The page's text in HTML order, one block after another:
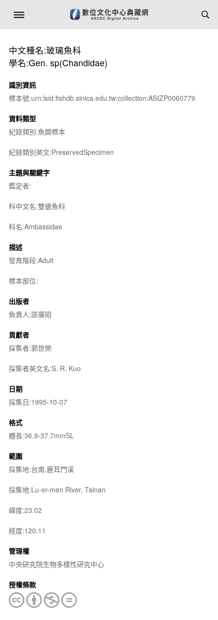
中文種名:玻璃魚科
學名:Gen. sp(Chandidae)
識別資訊
標本號:urn:lsid:fishdb.sinica.edu.tw:collection:ASIZP0060779
資料類型
紀錄類別:魚類標本
紀錄類別英文:PreservedSpecimen
主題與關鍵字
鑑定者:
科中文名:雙邊魚科
科名:Ambassidae
描述
發育階段:Adult
標本部位:
出版者
負責人:邵廣昭
貢獻者
採集者:郭世榮
採集者英文名:S. R. Kuo
日期
採集日:1995-10-07
格式
體長:36.9-37.7mmSL
範圍
採集地:台南,鹿耳門溪
採集地:Lu-er-men River, Tainan
緯度:23.02
經度:120.11
管理權
中央研究院生物多樣性研究中心
授權條款